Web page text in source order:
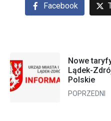
Facebook
Nowe
Lądek-
Polskie
POPRZEDNI